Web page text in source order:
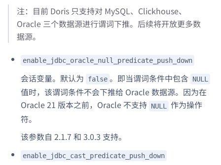
注：目前 Doris 只支持对 MySQL、Clickhouse、
Oracle 三个数据源进行谓词下推。后续将开放更多数
据源。
enable_jdbc_oracle_null_predicate_push_down
会话变量。默认为 false 。即当谓词条件中包含 NULL
值时，该谓词条件不会下推给 Oracle 数据源。因为在
Oracle 21 版本之前，Oracle 不支持 NULL
作为操作
符。
该参数自 2.1.7 和 3.0.3 支持。
enable_jdbc_cast_predicate_push_down